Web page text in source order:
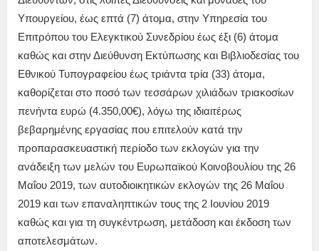
Υπουργείου, έως επτά (7) άτομα, στην Υπηρεσία του
Επιτρόπου του Ελεγκτικού Συνεδρίου έως έξι (6) άτομα
καθώς και στην Διεύθυνση Εκτύπωσης και Βιβλιοδεσίας του
Εθνικού Τυπογραφείου έως τριάντα τρία (33) άτομα,
καθορίζεται στο ποσό των τεσσάρων χιλιάδων τριακοσίων
πενήντα ευρώ (4.350,00€), λόγω της ιδιαιτέρως
βεβαρημένης εργασίας που επιτελούν κατά την
προπαρασκευαστική περίοδο των εκλογών για την
ανάδειξη των μελών του Ευρωπαϊκού Κοινοβουλίου της 26
Μαΐου 2019, των αυτοδιοικητικών εκλογών της 26 Μαΐου
2019 και των επαναληπτικών τους της 2 Ιουνίου 2019
καθώς και για τη συγκέντρωση, μετάδοση και έκδοση των
αποτελεσμάτων.